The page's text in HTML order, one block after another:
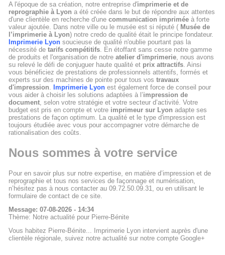
A l'époque de sa création, notre entreprise d'imprimerie et de
reprographie à Lyon a été créée dans le but de répondre aux attentes
d'une clientèle en recherche d'unecommunication imprimée à forte
valeur ajoutée. Dans notre ville ou le musée est si réputé ( Musée de
l’imprimerie à Lyon) notre credo de qualité était le principe fondateur.
Imprimerie Lyon soucieuse de qualité n'oublie pourtant pas la
nécessité detarifs compétitifs. En étoffant sans cesse notre gamme
de produits et l'organisation de notreatelier d'imprimerie, nous avons
su relevé le défi de conjuguer haute qualité et prix attractifs. Ainsi
vous bénéficiez de prestations de professionnels attentifs, formés et
experts sur des machines de pointe pour tous vostravaux
d'impression. Imprimerie Lyon est également force de conseil pour
vous aider à choisir les solutions adaptées à l’impression de
document, selon votre stratégie et votre secteur d’activité. Votre
budget est pris en compte et votre imprimeur sur Lyon adapte ses
prestations de façon optimum. La qualité et le type d'impression est
toujours étudiée avec vous pour accompagner votre démarche de
rationalisation des coûts.
Nous sommes à votre service
Pour en savoir plus sur notre expertise, en matière d’impression et de
reprographie et tous nos services de façonnage et numérisation,
n’hésitez pas à nous contacter au 09.72.50.09.31, ou en utilisant le
formulaire de contact de ce site.
Message: 07-08-2026 - 14:34
Thème: Notre actualité pour Pierre-Bénite
Vous habitez Pierre-Bénite... Imprimerie Lyon intervient auprès d'une
clientèle régionale, suivez notre actualité sur notre compte Google+